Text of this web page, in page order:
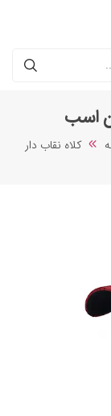
اسب
کلاه نقاب دار